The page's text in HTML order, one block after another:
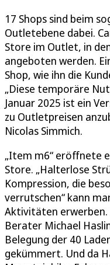
17 Shops sind beim
Outletebene dabei.
Store im Outlet, in
angeboten werden.
Shop, wie ihn die
„Diese temporäre
Januar 2025 ist ein
zu Outletpreisen
Nicolas Simmich.
„Item m6“ eröffnete
Store. „Halterlose
Kompression, die
verrutschen“ kann
Aktivitäten
Berater Michael
Belegung der 40
gekümmert. Und da